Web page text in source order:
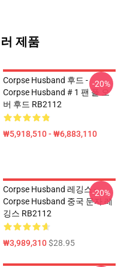
제품
Corpse Husband 후드 -
Corpse Husband # 1 팬 풀 오
버 후드 RB2112
₩5,918,510 - ₩6,883,110
-20%
Corpse Husband 레깅스 -
Corpse Husband 중국 문자 레
깅스 RB2112
₩3,989,310$28.95
-20%